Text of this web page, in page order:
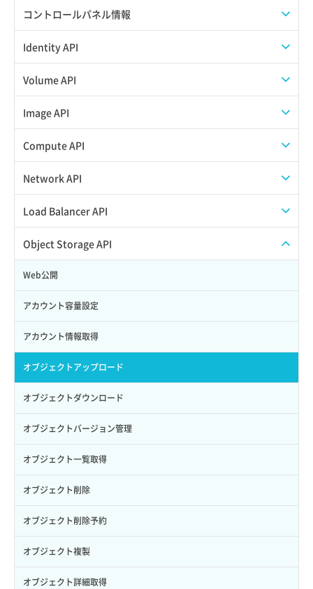
APIでAPIサブユーザーを作成する
APIでVPSにISOイメージを挿入する
APIでVPSを作成する
コントロールパネル情報
APIユーザーを作成する
API情報を確認する
Identity API
Credential一覧取得
Credential作成
Credential削除
サブユーザーにロールを紐づけ
サブユーザー一覧取得
サブユーザー作成
サブユーザー削除
サブユーザー更新
サブユーザー詳細取得
トークン発行
パーミッション一覧取得
ロールからパーミッションを紐づけ解除
ロールにパーミッションを紐づけ
ロール一覧取得
ロール作成
Volume API
スナップショット一覧取得
スナップショット作成
スナップショット削除
スナップショット詳細取得（アイテム指定）
バックアップリストア
バックアップ一覧取得
バックアップ詳細一覧取得
バックアップ詳細取得
ボリュームイメージ保存
ボリュームタイプ一覧取得
ボリュームタイプ詳細取得
ボリューム一覧取得
ボリューム作成
ボリューム削除
Image API
ISOイメージアップロード
ISOイメージ作成
イメージ一覧取得
Compute API
ISOイメージ挿入/排出
SSHキーペア一覧取得
SSHキーペア作成
SSHキーペア削除
SSHキーペア詳細取得
アタッチ済みポート一覧取得
アタッチ済みポート詳細取得
アタッチ済みボリューム一覧
アタッチ済みボリューム詳細取得
コンソールURL発行
サーバーに紐づくアドレス取得
サーバーに紐づくアドレス取得（ネットワーク指定）
サーバーに紐づくセキュリティグループ取得
サーバープラン一覧取得
Network API
QoSポリシー一覧取得
QoSポリシー詳細取得
サブネット一覧取得
サブネット作成（ローカルネットワーク用）
サブネット削除（ローカルネットワーク用）
サブネット詳細取得
セキュリティグループ ルール一覧取得
セキュリティグループ ルール作成
セキュリティグループ ルール削除
セキュリティグループ ルール詳細取得
セキュリティグループ一覧取得
セキュリティグループ作成
セキュリティグループ削除
Load Balancer API
プール一覧取得
プール作成
プール削除
プール更新
プール詳細取得
ヘルスモニタ一覧取得
ヘルスモニタ作成
ヘルスモニタ削除
ヘルスモニタ更新
ヘルスモニタ詳細取得
メンバー一覧
メンバー削除
Object Storage API
Web公開
アカウント容量設定
アカウント情報取得
オブジェクトアップロード
オブジェクトダウンロード
オブジェクトバージョン管理
オブジェクト一覧取得
オブジェクト削除
オブジェクト削除予約
オブジェクト複製
オブジェクト詳細取得